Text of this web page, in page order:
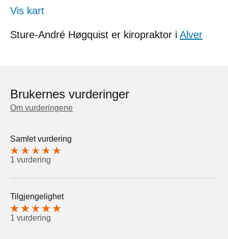
Vis kart
Sture-André Høgquist er kiropraktor i Alver
Brukernes vurderinger
Om vurderingene
Samlet vurdering
1 vurdering
Tilgjengelighet
1 vurdering